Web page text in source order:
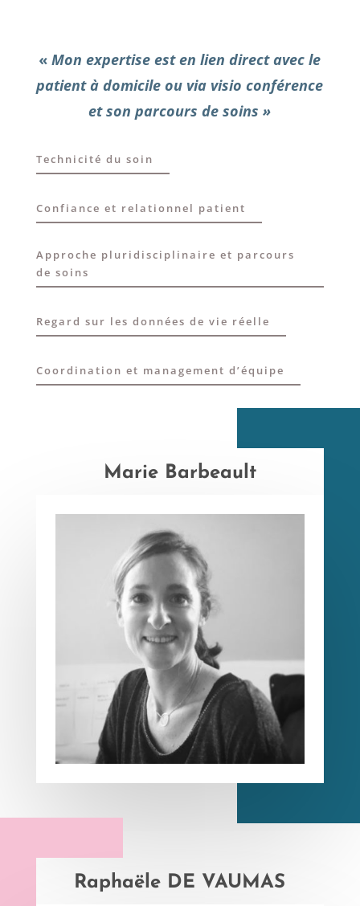
«Mon expertise est en lien direct avec le
patient à domicile ou via visio conférence
et son parcours de soins »
Technicité du soin
Confiance et relationnel patient
Approche pluridisciplinaire et parcours
de soins
Regard sur les données de vie réelle
Coordination et management d’équipe
Marie Barbeault
Raphaële DE VAUMAS